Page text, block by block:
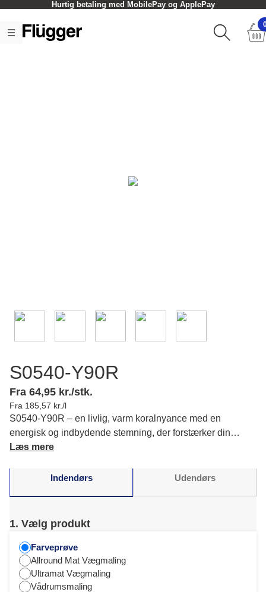
Hurtig betaling med MobilePay og ApplePay
S0540-Y90R
Fra 64,95 kr./stk.
Fra 185,57 kr./l
S0540-Y90R – en livlig, varm koralnyance med en
energisk og indbydende stemning, der forstærker din
indretning med en frisk atmosfære. Læs mere om farvens
Læs mere
Indendørs Udendørs
1. Vælg produkt
Farveprøve
Allround Mat Vægmaling
Ultramat Vægmaling
Vådrumsmaling